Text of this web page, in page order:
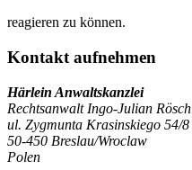
reagieren zu können.
Kontakt aufnehmen
Härlein Anwaltskanzlei
Rechtsanwalt Ingo-Julian Rösch
ul. Zygmunta Krasinskiego 54/8
50-450 Breslau/Wroclaw
Polen